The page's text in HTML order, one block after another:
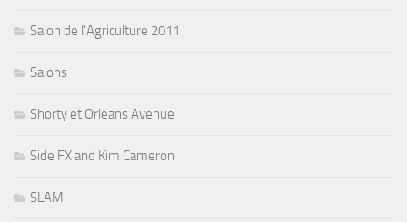
Salon de l'Agriculture 2011
Salons
Shorty et Orleans Avenue
Side FX and Kim Cameron
SLAM